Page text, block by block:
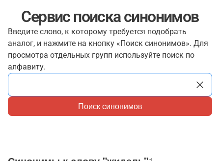
Сервис поиска синонимов
Введите слово, к которому требуется подобрать
аналог, и нажмите на кнопку «Поиск синонимов». Для
просмотра отдельных групп используйте поиск по
алфавиту.
Поиск синонимов